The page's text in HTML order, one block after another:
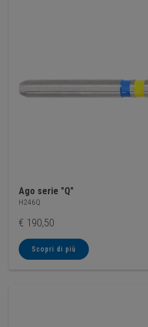
Ago serie "Q"
H246Q
€ 190,50
Scopri di più